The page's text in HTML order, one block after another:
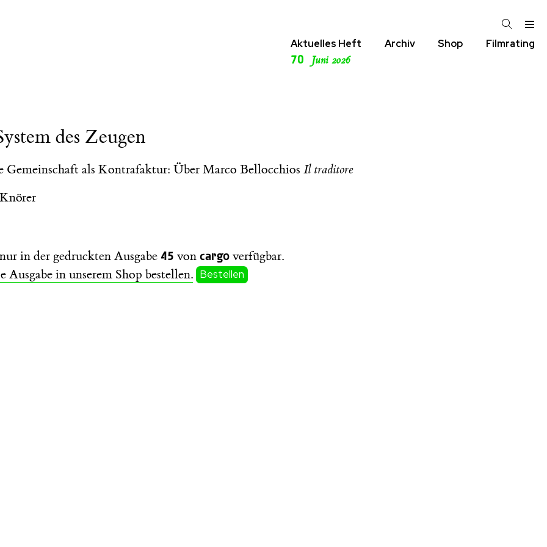
Aktuelles Heft
70 Juni 2026
Archiv Shop Filmrating
des Zeugen
Gemeinschaft als Kontrafaktur: Über Marco Bellocchios Il traditore
in der gedruckten Ausgabe 45 von cargo verfügbar.
Ausgabe in unserem Shop bestellen. Bestellen